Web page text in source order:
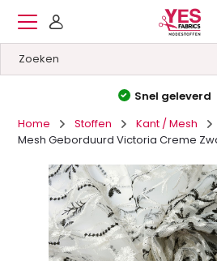
Hoge kwaliteit&
Home
Stoffen
Kant / Mesh
Mesh Geborduurd Victoria Creme